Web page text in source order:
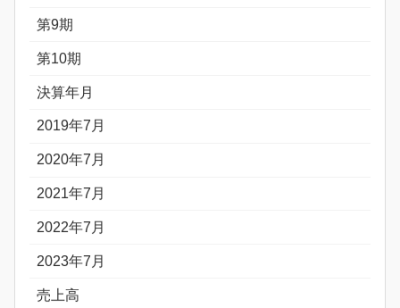
第9期
第10期
決算年月
2019年7月
2020年7月
2021年7月
2022年7月
2023年7月
売上高